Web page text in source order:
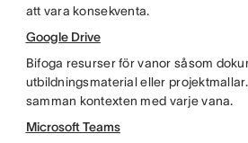
att vara konsekventa.
Google Drive
Bifoga resurser för vanor såsom
utbildningsmaterial eller
samman kontexten med varje vana.
Microsoft Teams